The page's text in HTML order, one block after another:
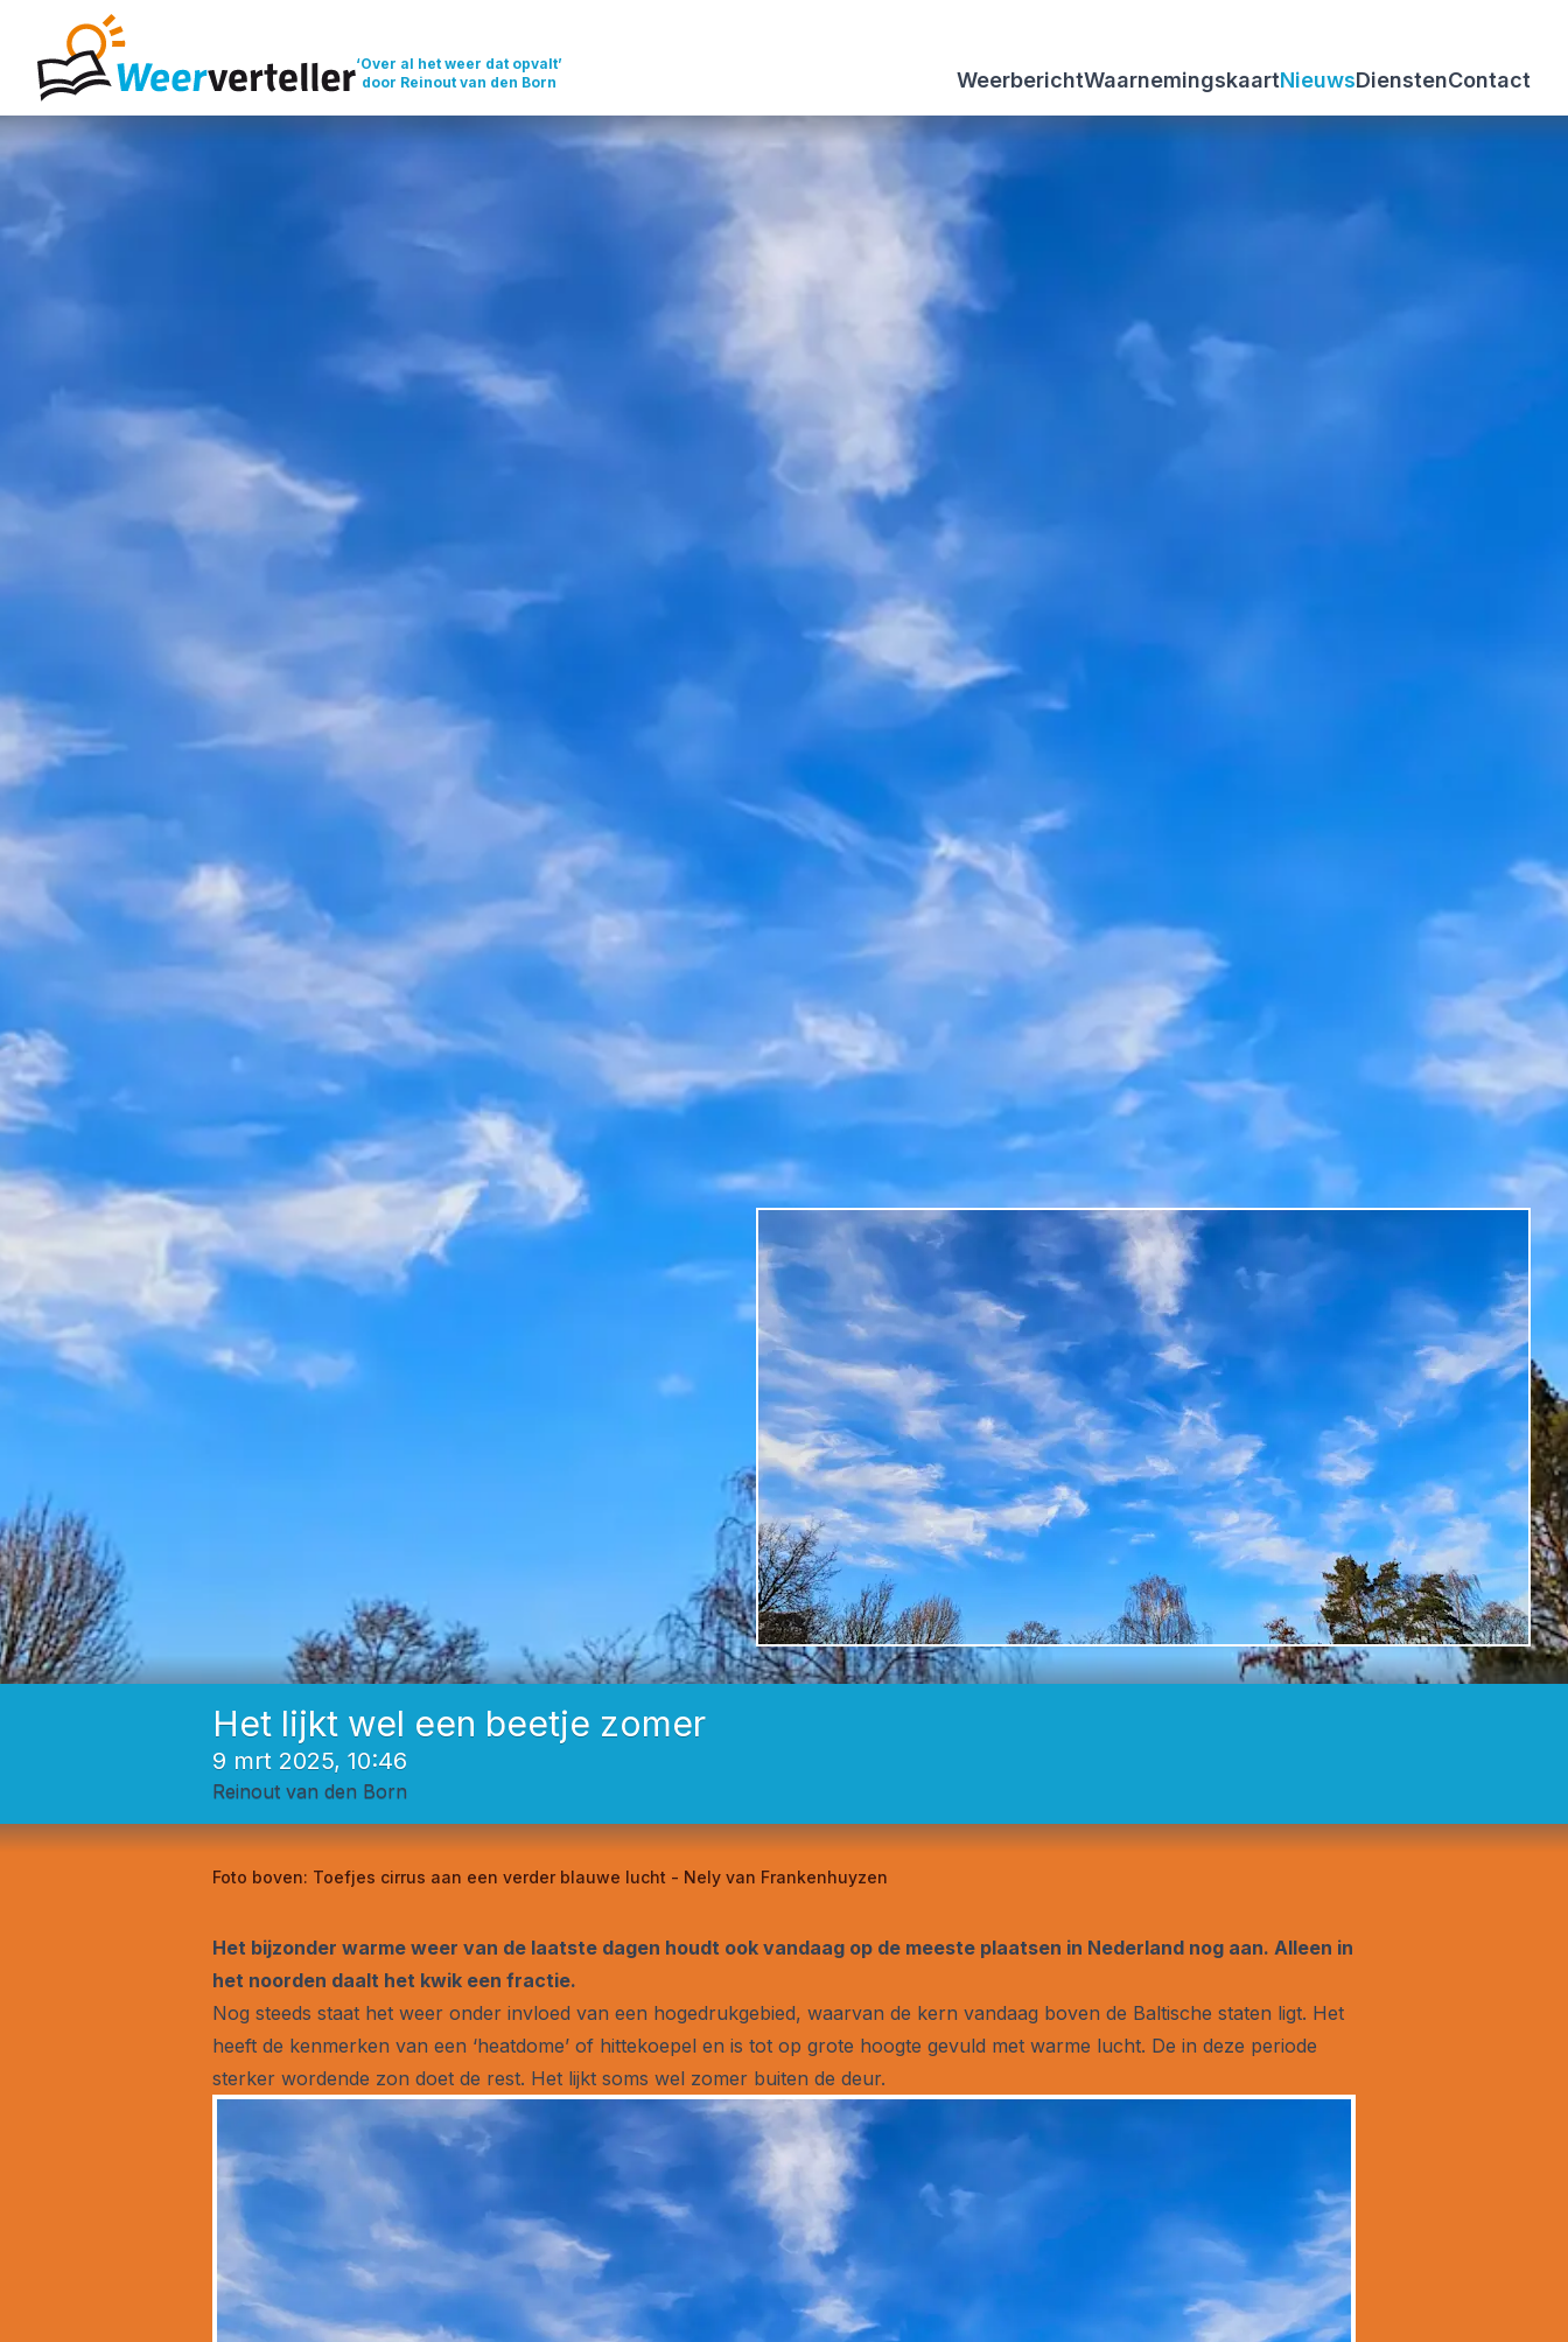
‘Over al het weer dat opvalt’
door Reinout van den Born
WeerberichtWaarnemingskaartNieuwsDienstenContact
Het lijkt wel een beetje zomer
9 mrt 2025, 10:46
Reinout van den Born
Foto boven: Toefjes cirrus aan een verder blauwe lucht - Nely van Frankenhuyzen
Het bijzonder warme weer van de laatste dagen houdt ook vandaag op de meeste plaatsen in Nederland nog aan. Alleen in
het noorden daalt het kwik een fractie.
Nog steeds staat het weer onder invloed van een hogedrukgebied, waarvan de kern vandaag boven de Baltische staten ligt. Het
heeft de kenmerken van een ‘heatdome’ of hittekoepel en is tot op grote hoogte gevuld met warme lucht. De in deze periode
sterker wordende zon doet de rest. Het lijkt soms wel zomer buiten de deur.